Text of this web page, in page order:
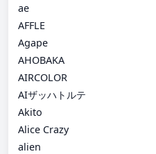
ae
AFFLE
Agape
AHOBAKA
AIRCOLOR
AIザッハトルテ
Akito
Alice Crazy
alien